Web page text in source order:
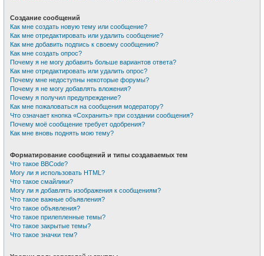
Создание сообщений
Как мне создать новую тему или сообщение?
Как мне отредактировать или удалить сообщение?
Как мне добавить подпись к своему сообщению?
Как мне создать опрос?
Почему я не могу добавить больше вариантов ответа?
Как мне отредактировать или удалить опрос?
Почему мне недоступны некоторые форумы?
Почему я не могу добавлять вложения?
Почему я получил предупреждение?
Как мне пожаловаться на сообщения модератору?
Что означает кнопка «Сохранить» при создании сообщения?
Почему моё сообщение требует одобрения?
Как мне вновь поднять мою тему?
Форматирование сообщений и типы создаваемых тем
Что такое BBCode?
Могу ли я использовать HTML?
Что такое смайлики?
Могу ли я добавлять изображения к сообщениям?
Что такое важные объявления?
Что такое объявления?
Что такое прилепленные темы?
Что такое закрытые темы?
Что такое значки тем?